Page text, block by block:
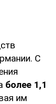
С
более 1,1
им